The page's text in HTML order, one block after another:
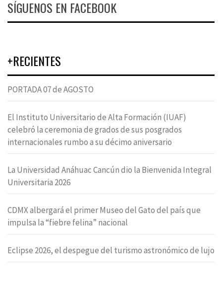
SÍGUENOS EN FACEBOOK
+RECIENTES
PORTADA 07 de AGOSTO
El Instituto Universitario de Alta Formación (IUAF)
celebró la ceremonia de grados de sus posgrados
internacionales rumbo a su décimo aniversario
La Universidad Anáhuac Cancún dio la Bienvenida Integral
Universitaria 2026
CDMX albergará el primer Museo del Gato del país que
impulsa la “fiebre felina” nacional
Eclipse 2026, el despegue del turismo astronómico de lujo